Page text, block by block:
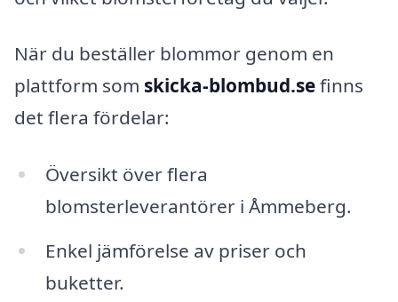
När du beställer blommor genom en
plattform som skicka-blombud.sefinns
det flera fördelar:
Översikt över flera
blomsterleverantörer i Åmmeberg.
Enkel jämförelse av priser och
buketter.